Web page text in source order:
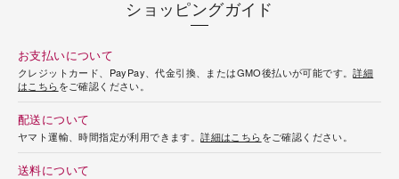
ショッピングガイド
お支払いについて
クレジットカード、PayPay、代金引換、またはGMO後払いが可能です。詳細
はこちらをご確認ください。
配送について
ヤマト運輸、時間指定が利用できます。詳細はこちらをご確認ください。
送料について